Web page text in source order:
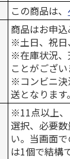
この商品は、
商品はお申
※土日、祝日
※在庫状況、
ことがござ
※コンビニ決
送となります。
※11点以上、
選択、必要
い。当画面
は1個で結構